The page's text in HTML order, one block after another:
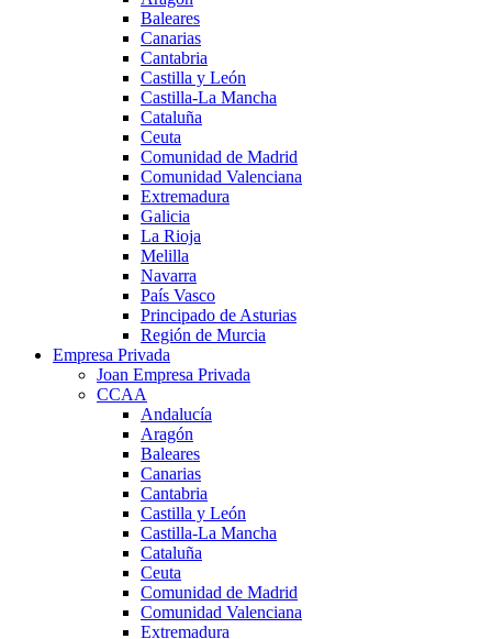
Baleares
Canarias
Cantabria
Castilla y León
Castilla-La Mancha
Cataluña
Ceuta
Comunidad de Madrid
Comunidad Valenciana
Extremadura
Galicia
La Rioja
Melilla
Navarra
País Vasco
Principado de Asturias
Región de Murcia
Empresa Privada
Joan Empresa Privada
CCAA
Andalucía
Aragón
Baleares
Canarias
Cantabria
Castilla y León
Castilla-La Mancha
Cataluña
Ceuta
Comunidad de Madrid
Comunidad Valenciana
Extremadura